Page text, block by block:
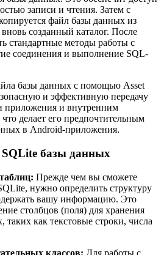
записи и чтения. Затем с
файл базы данных из
созданный каталог. После
стандартные методы работы с
соединения и выполнение SQL-
базы данных с помощью Asset
и эффективную передачу
приложения и внутренним
делает его предпочтительным
в Android-приложения.
базы данных
Прежде чем вы сможете
нужно определить структуру
вашу информацию. Это
столбцов (поля) для хранения
как текстовые строки, числа
классов: Для работы с